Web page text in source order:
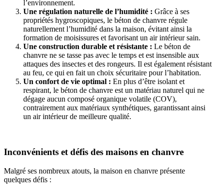
l’environnement.
Une régulation naturelle de l’humidité : Grâce à ses
propriétés hygroscopiques, le béton de chanvre régule
naturellement l’humidité dans la maison, évitant ainsi la
formation de moisissures et favorisant un air intérieur sain.
Une construction durable et résistante : Le béton de
chanvre ne se tasse pas avec le temps et est insensible aux
attaques des insectes et des rongeurs. Il est également résistant
au feu, ce qui en fait un choix sécuritaire pour l’habitation.
Un confort de vie optimal : En plus d’être isolant et
respirant, le béton de chanvre est un matériau naturel qui ne
dégage aucun composé organique volatile (COV),
contrairement aux matériaux synthétiques, garantissant ainsi
un air intérieur de meilleure qualité.
Inconvénients et défis des maisons en chanvre
Malgré ses nombreux atouts, la maison en chanvre présente
quelques défis :